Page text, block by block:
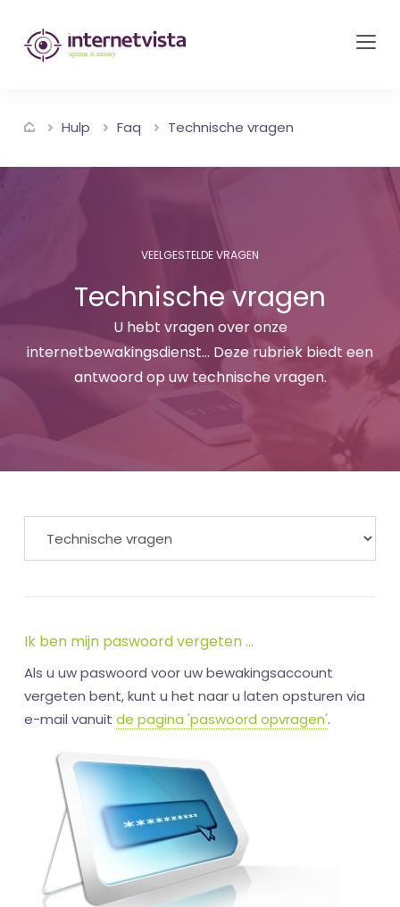
internetvista
monitoring
bewaking
van
websites
Uptime
money
Hulp Faq Technische vragen
VEELGESTELDE VRAGEN
Technische vragen
U hebt vragen over onze
internetbewakingsdienst... Deze rubriek biedt een
antwoord op uw technische vragen.
Ik ben mijn paswoord vergeten ...
Als u uw paswoord voor uw bewakingsaccount
vergeten bent, kunt u het naar u laten opsturen via
e-mail vanuit de pagina 'paswoord opvragen'.